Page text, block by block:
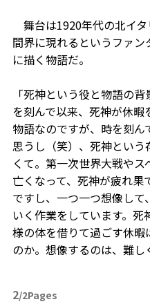
舞台は1920年代の北イ
間界に現れるというファ
に描く物語だ。
「死神という役と物語の
を刻んで以来、死神が休暇
物語なのですが、時を刻ん
思うし（笑）、死神とい
くて。第一次世界大戦や
亡くなって、死神が疲れ
ですし、一つ一つ想像し
いく作業をしています。
様の体を借りて過ごす休
のか。想像するのは、難し
2/2Pages